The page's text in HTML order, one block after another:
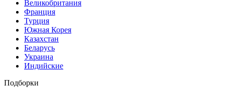
Великобритания
Франция
Турция
Южная Корея
Казахстан
Беларусь
Украина
Индийские
Подборки